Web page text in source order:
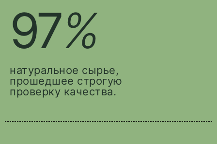
97%
натуральное сырье,
прошедшее строгую
проверку качества.